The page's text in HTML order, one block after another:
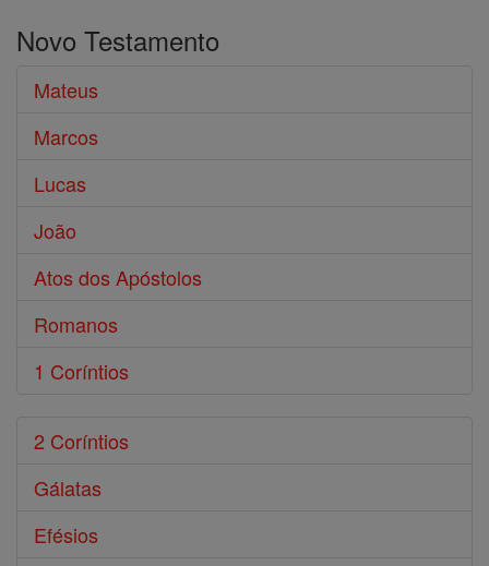
Bíblia
Novo Testamento
Mateus
Marcos
Lucas
João
Atos dos Apóstolos
Romanos
1 Coríntios
2 Coríntios
Gálatas
Efésios